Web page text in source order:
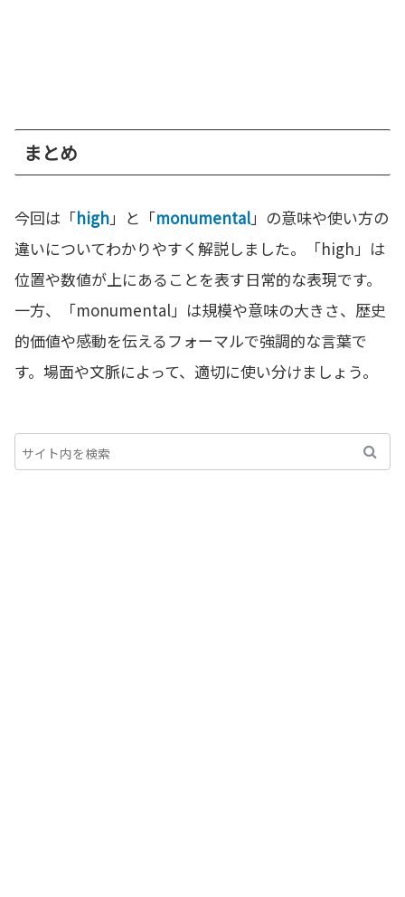
まとめ
今回は「high」と「monumental」の意味や使い方の
違いについてわかりやすく解説しました。「high」は
位置や数値が上にあることを表す日常的な表現です。
一方、「monumental」は規模や意味の大きさ、歴史
的価値や感動を伝えるフォーマルで強調的な言葉で
す。場面や文脈によって、適切に使い分けましょう。